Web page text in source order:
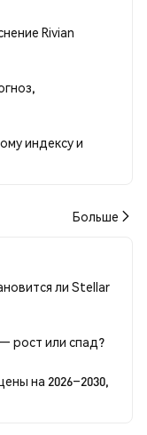
Rivian
индексу и
Больше
ли Stellar
— рост или спад?
на 2026–2030,